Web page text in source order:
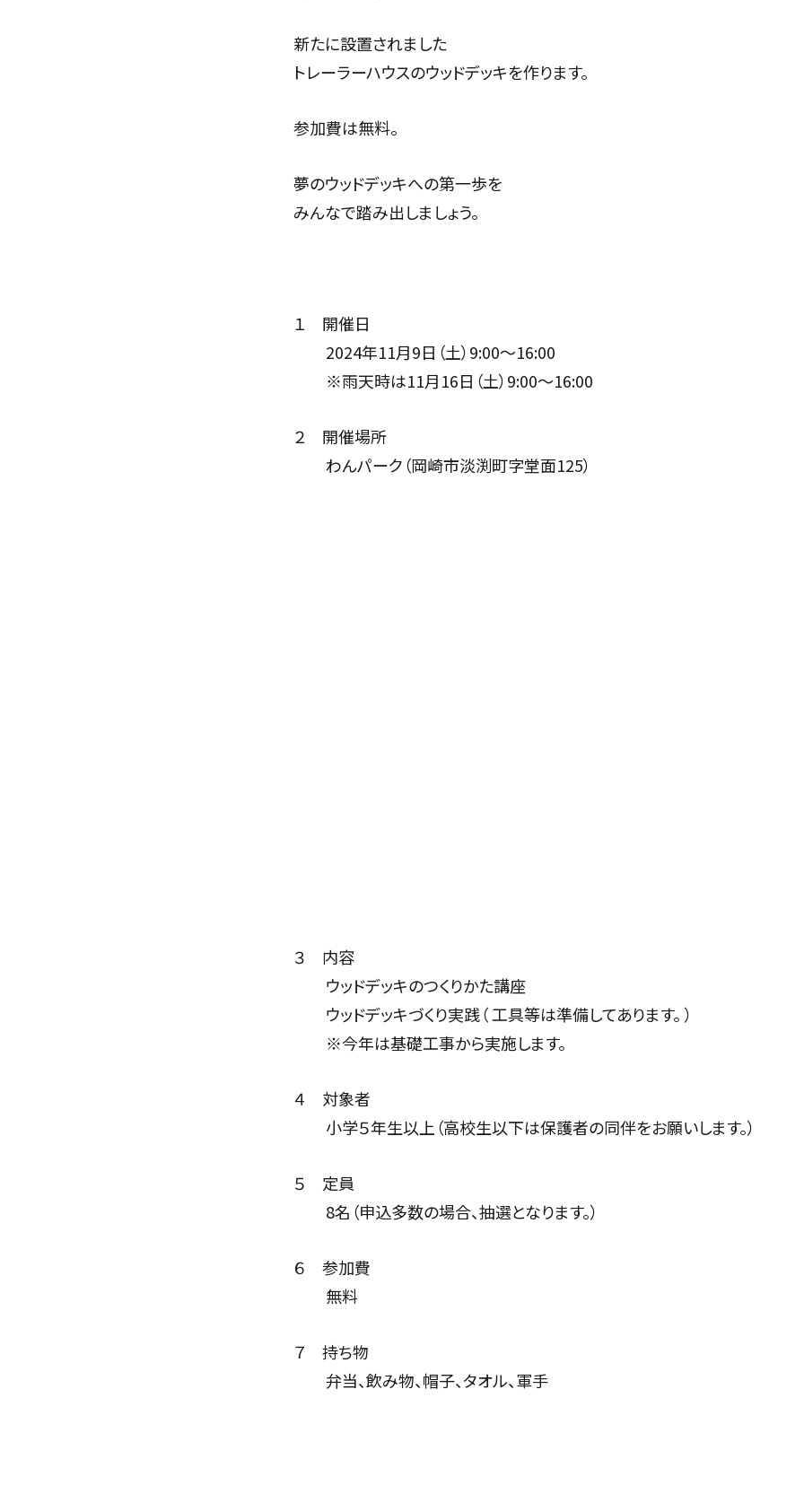
新たに設置されました
トレーラーハウスのウッドデッキを作ります。
参加費は無料。
夢のウッドデッキへの第一歩を
みんなで踏み出しましょう。
１ 開催日
2024年11月9日（土）9:00～16:00
※雨天時は11月16日（土）9:00～16:00
２ 開催場所
わんパーク（岡崎市淡渕町字堂面125）
３ 内容
ウッドデッキのつくりかた講座
ウッドデッキづくり実践（ 工具等は準備してあります。 ）
※今年は基礎工事から実施します。
４ 対象者
小学５年生以上（高校生以下は保護者の同伴をお願いします。）
５ 定員
8名（申込多数の場合、抽選となります。）
６ 参加費
無料
７ 持ち物
弁当、飲み物、帽子、タオル、軍手